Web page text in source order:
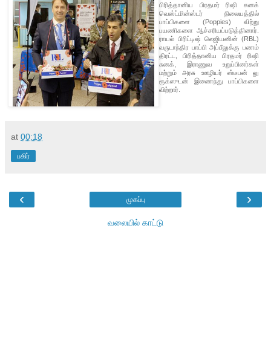
பிரித்தானிய பிரதமர் ரிஷி சுனக்
வெஸ்ட்மின்ஸ்டர் நிலையத்தில்
பாப்பிகளை (Poppies) விற்று
பயணிகளை ஆச்சரியப்படுத்தினார்.
ராயல் பிரிட்டிஷ் லெஜியனின் (RBL)
வருடாந்திர பாப்பி அப்பீலுக்கு பணம்
திரட்ட, பிரித்தானிய பிரதமர் ரிஷி
சுனக், இராணுவ உறுப்பினர்கள்
மற்றும் அரசு ஊழியர் ஸ்டீபன் லு
ரூக்ஸுடன் இணைந்து பாப்பிகளை
விற்றார்.
at 00:18
பகிர்
‹ ›
முகப்பு
வலையில் காட்டு